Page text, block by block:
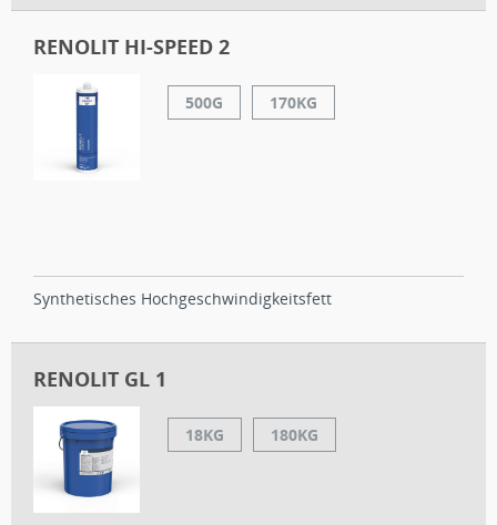
RENOLIT HI-SPEED 2
500G 170KG
Synthetisches Hochgeschwindigkeitsfett
RENOLIT GL 1
18KG 180KG